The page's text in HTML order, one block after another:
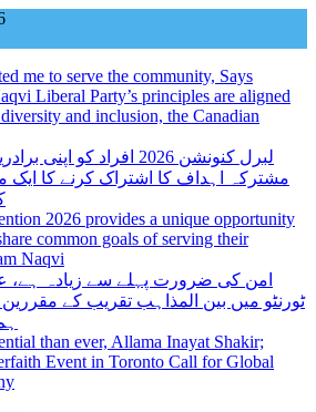
me to serve the community, Says
Liberal Party’s principles are aligned
and inclusion, the Canadian
لبرل کنونشن 2026 افراد
مشترکہ اہداف کا اشتراک کرنے کا ایک
2026 provides a unique opportunity
common goals of serving their
Naqvi
امن کی ضرورت پہلے سے زیادہ ہے،
ٹورنٹو میں بین المذاہب تقریب کے مقررین
than ever, Allama Inayat Shakir;
Event in Toronto Call for Global